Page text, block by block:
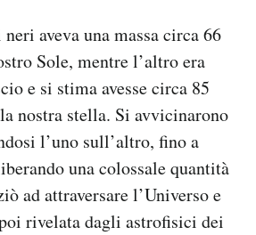
aveva una massa circa 66
Sole, mentre l’altro era
e si stima avesse circa 85
nostra stella. Si avvicinarono
l’uno sull’altro, fino a
una colossale quantità
ad attraversare l’Universo e
rivelata dagli astrofisici dei